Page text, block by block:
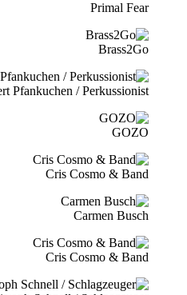
Primal Fear
Brass2Go
Pfankuchen / Perkussionist
GOZO
Cris Cosmo & Band
Carmen Busch
Cris Cosmo & Band